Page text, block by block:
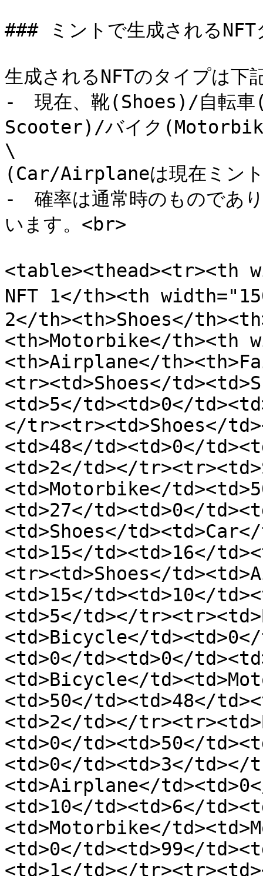
### ミントで生成されるNFT
生成されるNFTのタイプは下
‐　現在、靴(Shoes)/自転
Scooter)/バイク
\
(Car/Airplaneは現在ミン
‐　確率は通常時のものであ
います。<br>
<table><thead><tr><th
NFT 1</th><th
2</th><th>Shoes</
<th>Motorbike</th><th
<th>Airplane</
<tr><td>Shoes</
<td>5</td><td>0</
</tr><tr><td>Shoes</
<td>48</td><td>0</
<td>2</td></
<td>Motorbike</
<td>27</td><td>0</
<td>Shoes</
<td>15</td><td>16</
<tr><td>Shoes</
<td>15</td><td>10</
<td>5</td></
<td>Bicycle</
<td>0</td><td>0</
<td>Bicycle</
<td>50</td><td>48</
<td>2</td></
<td>0</td><td>50</
<td>0</td><td>3</
<td>Airplane</
<td>10</td><td>6</
<td>Motorbike</
<td>0</td><td>99</
<td>1</td></